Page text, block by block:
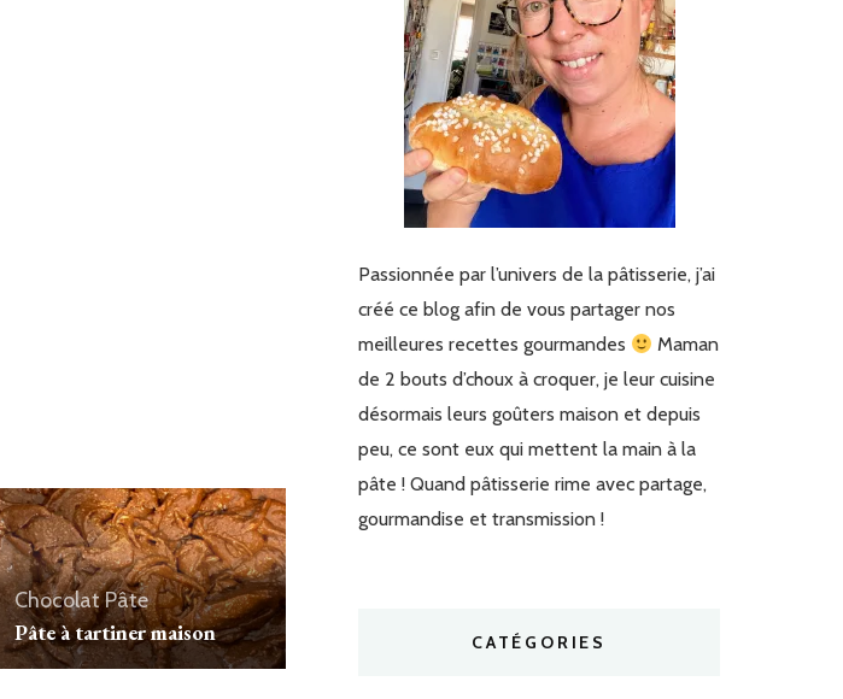
ChocolatPâte
Pâte à tartiner maison
Passionnée par l’univers de la pâtisserie, j’ai
créé ce blog afin de vous partager nos
meilleures recettes gourmandes
Maman
de 2 bouts d’choux à croquer, je leur cuisine
désormais leurs goûters maison et depuis
peu, ce sont eux qui mettent la main à la
pâte ! Quand pâtisserie rime avec partage,
gourmandise et transmission !
CATÉGORIES